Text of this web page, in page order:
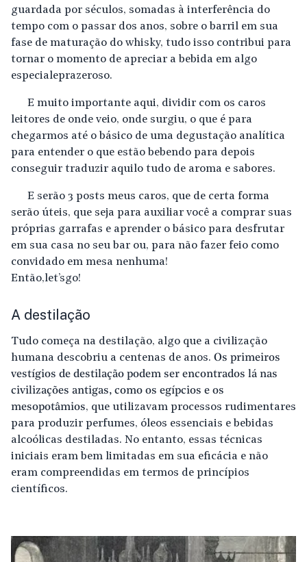
guardada por séculos, somadas à interferência do
tempo com o passar dos anos, sobre o barril em sua
fase de maturação do whisky, tudo isso contribui para
tornar o momento de apreciar a bebida em algo
especial e prazeroso.
E muito importante aqui, dividir com os caros
leitores de onde veio, onde surgiu, o que é para
chegarmos até o básico de uma degustação analítica
para entender o que estão bebendo para depois
conseguir traduzir aquilo tudo de aroma e sabores.
E serão 3 posts meus caros, que de certa forma
serão úteis, que seja para auxiliar você a comprar suas
próprias garrafas e aprender o básico para desfrutar
em sua casa no seu bar ou, para não fazer feio como
convidado em mesa nenhuma!
Então, let’s go!
A destilação
Tudo começa na destilação, algo que a civilização
humana descobriu a centenas de anos. Os primeiros
vestígios de destilação podem ser encontrados lá nas
civilizações antigas, como os egípcios e os
mesopotâmios, que utilizavam processos rudimentares
para produzir perfumes, óleos essenciais e bebidas
alcoólicas destiladas. No entanto, essas técnicas
iniciais eram bem limitadas em sua eficácia e não
eram compreendidas em termos de princípios
científicos.